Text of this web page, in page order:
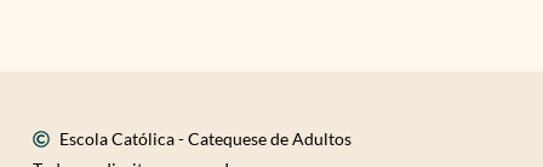
Escola Católica - Catequese de Adultos